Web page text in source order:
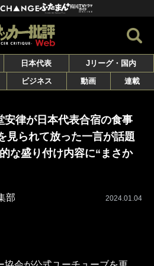
日本代表
Jリーグ・国内
ビジネス 動画 連載
安律が日本代表合宿の食事
見られて放った一言が話題
な盛り付け内容に“まさか
部 2024.01.04